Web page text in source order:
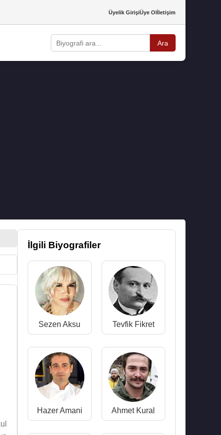
Üyelik GirişiÜye Olİletişim
Ara
İlgili Biyografiler
Sezen Aksu Tevfik Fikret
Hazer Amani Ahmet Kural